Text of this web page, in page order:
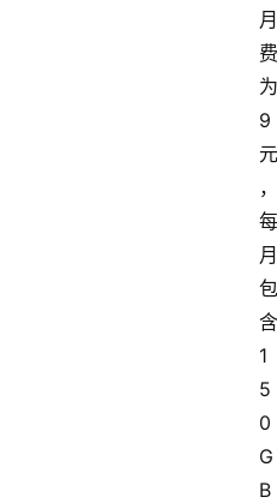
月
费
为
9
元
，
每
月
包
含
1
5
0
G
B